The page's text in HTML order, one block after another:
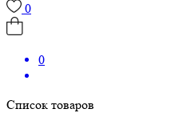
0
0
Список товаров